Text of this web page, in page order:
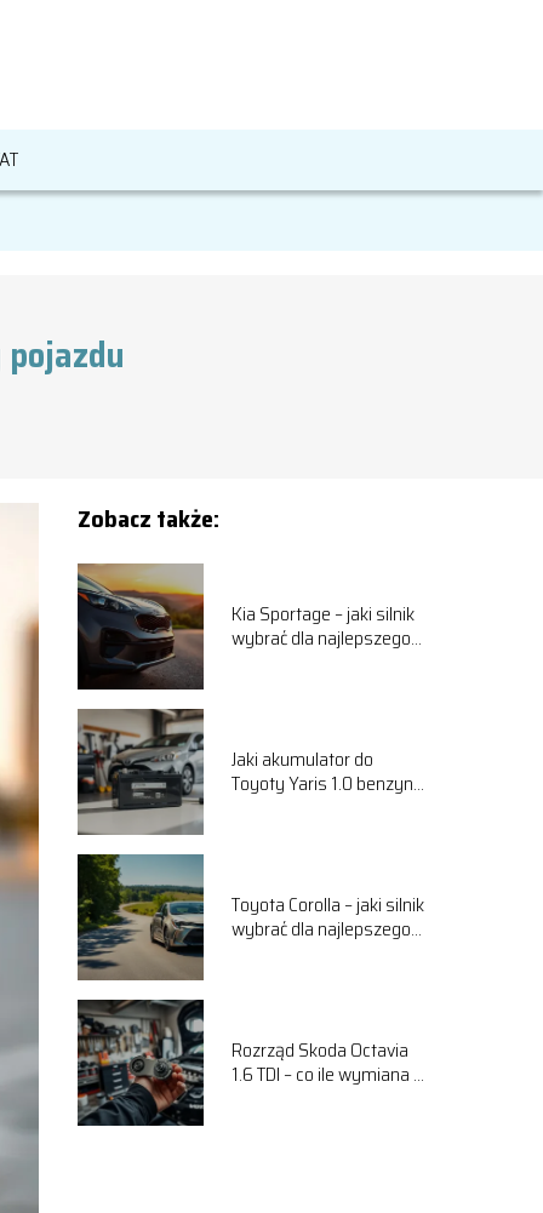
Zobacz także:
Kia Sportage – jaki silnik
wybrać dla najlepszego
Jaki akumulator do
Toyoty Yaris 1.0 benzyna
Toyota Corolla – jaki silnik
wybrać dla najlepszego
Rozrząd Skoda Octavia
1.6 TDI – co ile wymiana i